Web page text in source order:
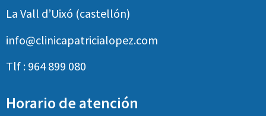
La Vall d’Uixó (castellón)
info@clinicapatricialopez.com
Tlf : 964 899 080
Horario de atención